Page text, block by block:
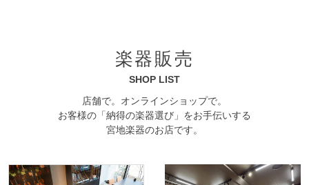
楽器販売
SHOP LIST
店舗で。オンラインショップで。
お客様の「納得の楽器選び」をお手伝いする
宮地楽器のお店です。